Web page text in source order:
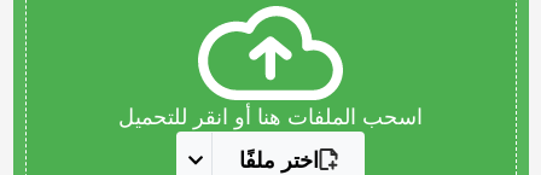
اسحب الملفات هنا أو انقر للتحميل
اختر ملفًا